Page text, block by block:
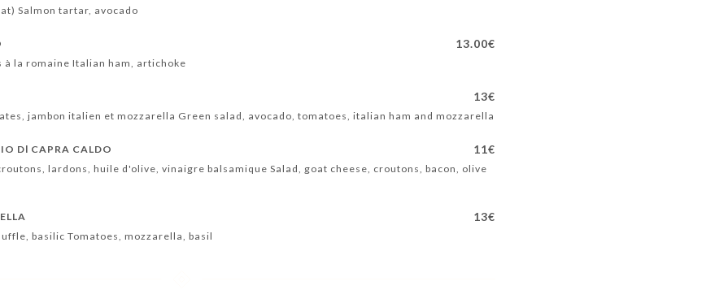
Salmon tartar, avocado
13.00€
à la romaine Italian ham, artichoke
13€
jambon italien et mozzarella Green salad, avocado, tomatoes, italian ham and mozzarella
Dl CAPRA CALDO 11€
lardons, huile d'olive, vinaigre balsamique Salad, goat cheese, croutons, bacon, olive
13€
basilic Tomatoes, mozzarella, basil